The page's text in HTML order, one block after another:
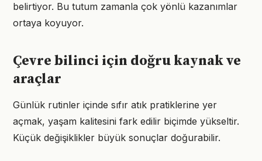
belirtiyor. Bu tutum zamanla çok yönlü kazanımlar
ortaya koyuyor.
Çevre bilinci için doğru kaynak ve
araçlar
Günlük rutinler içinde sıfır atık pratiklerine yer
açmak, yaşam kalitesini fark edilir biçimde yükseltir.
Küçük değişiklikler büyük sonuçlar doğurabilir.